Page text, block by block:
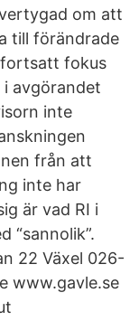
om att
till förändrade
fortsatt fokus
avgörandet
inte
från att
inte har
är vad RI i
“sannolik”.
22 Växel 026-
www.gavle.se